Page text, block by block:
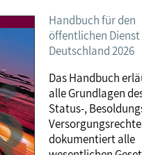
Handbuch für den
öffentlichen
Deutschland 2026
Das Handbuch
alle Grundlagen
Status-,
dokumentiert alle